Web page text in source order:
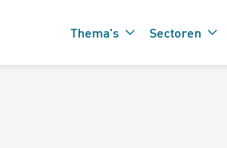
Thema's Sectoren